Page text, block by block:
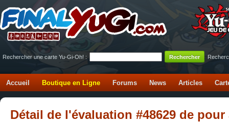
Rechercher une carte Yu-Gi-Oh! :
Accueil Boutique en Ligne Forums News Articles
Détail de l'évaluation #48629 de pour